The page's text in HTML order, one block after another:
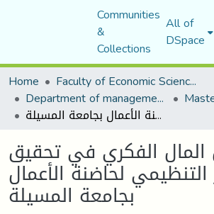
Communities
&
Collections
All of
DSpace
Home
Faculty of Economic Sciences, Commerce and Management Sciences
Department of management sciences
دور رأس المال الفكري في تحقيق التميز التنظيمي لحاضنة الأعمال بجامعة المسيلة
الفكري في تحقيق
التنظيمي لحاضنة الأعمال
بجامعة المسيلة